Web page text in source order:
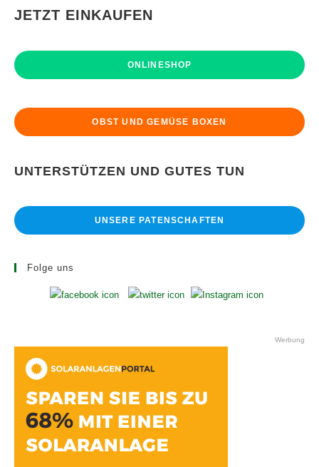
JETZT EINKAUFEN
ONLINESHOP
OBST UND GEMÜSE BOXEN
UNTERSTÜTZEN UND GUTES TUN
UNSERE PATENSCHAFTEN
Folge uns
Werbung